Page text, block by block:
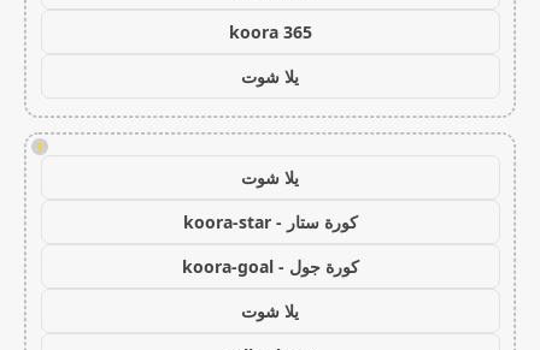
koora 365
يلا شوت
!
يلا شوت
كورة ستار - koora-star
كورة جول - koora-goal
يلا شوت